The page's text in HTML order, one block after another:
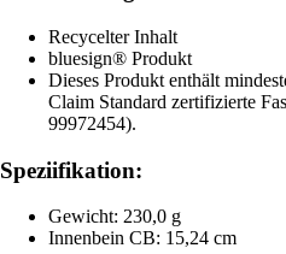
Recycelter Inhalt
bluesign® Produkt
Dieses Produkt enthält
Claim Standard zertifizierte
99972454).
Speziifikation:
Gewicht: 230,0 g
Innenbein CB: 15,24 cm